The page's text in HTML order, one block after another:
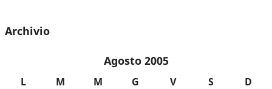
Archivio
Agosto 2005
L M M G V S
D